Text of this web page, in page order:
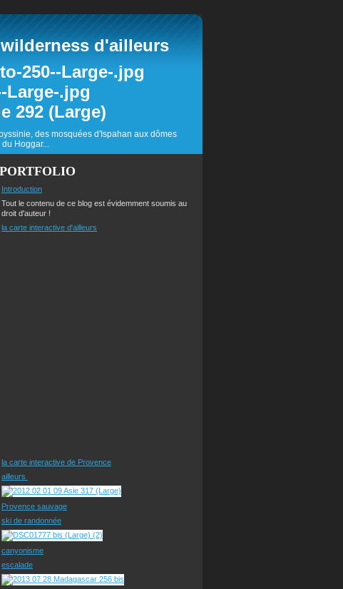
d'ailleurs
des mosquées d'Ispahan aux dômes
Hoggar...
PORTFOLIO
Introduction
Tout le contenu de ce blog est évidemment soumis au
droit d'auteur !
la carte interactive d'ailleurs
la carte interactive de Provence
ailleurs
Provence sauvage
ski de randonnée
canyonisme
escalade